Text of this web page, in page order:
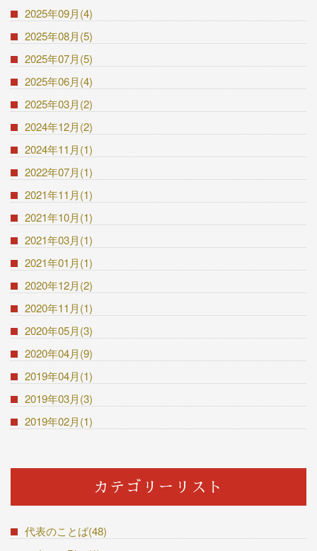
2025年09月(4)
2025年08月(5)
2025年07月(5)
2025年06月(4)
2025年03月(2)
2024年12月(2)
2024年11月(1)
2022年07月(1)
2021年11月(1)
2021年10月(1)
2021年03月(1)
2021年01月(1)
2020年12月(2)
2020年11月(1)
2020年05月(3)
2020年04月(9)
2019年04月(1)
2019年03月(3)
2019年02月(1)
カテゴリーリスト
代表のことば(48)